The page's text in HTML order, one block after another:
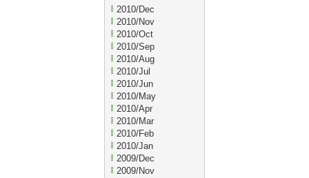
2010/Dec
2010/Nov
2010/Oct
2010/Sep
2010/Aug
2010/Jul
2010/Jun
2010/May
2010/Apr
2010/Mar
2010/Feb
2010/Jan
2009/Dec
2009/Nov